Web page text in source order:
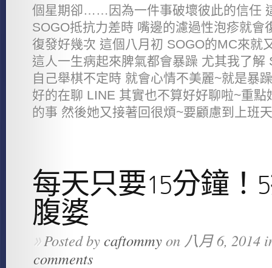
個星期卻……因為一件事破壞彼此的信任
SOGO抵抗力差時 嘴邊的濾過性泡疹就會
復發好幾次 這個八月初 SOGO的MC來就
這人一生病起來脾氣都會暴躁 尤其我了解
自己舉棋不定時 就會心情不美麗~就是暴
好的在聊 LINE 其實也不算好好聊啦~重
的事 然後她又接著回很煩~要顧慮到上班
每天只要15分鐘！
腹婆
»Posted bycaftommyon 八月 6, 2014
comments